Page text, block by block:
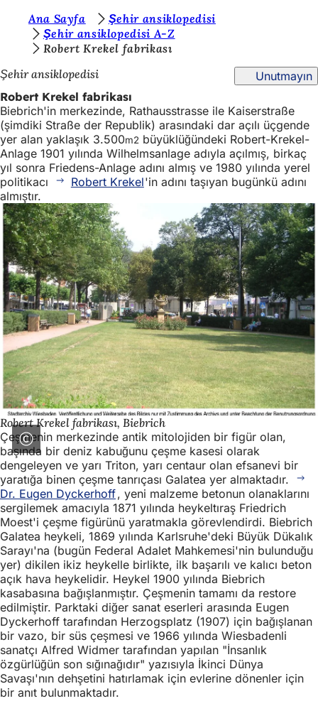
İçeriğe atla
r
a
d
a
s
ı
n
ı
z
:
Ana Sayfa
Şehir ansiklopedisi
Şehir ansiklopedisi A-Z
Robert Krekel fabrikası
Şehir ansiklopedisi
Unutmayın
Robert Krekel fabrikası
Biebrich'in merkezinde, Rathausstrasse ile Kaiserstraße
(şimdiki Straße der Republik) arasındaki dar açılı üçgende
yer alan yaklaşık 3.500m2 büyüklüğündeki Robert-Krekel-
Anlage 1901 yılında Wilhelmsanlage adıyla açılmış, birkaç
yıl sonra Friedens-Anlage adını almış ve 1980 yılında yerel
politikacı
Robert Krekel'in adını taşıyan bugünkü adını
almıştır.
Robert Krekel fabrikası, Biebrich
Çeşmenin merkezinde antik mitolojiden bir figür olan,
başında bir deniz kabuğunu çeşme kasesi olarak
dengeleyen ve yarı Triton, yarı centaur olan efsanevi bir
yaratığa binen çeşme tanrıçası Galatea yer almaktadır.
Dr. Eugen Dyckerhoff, yeni malzeme betonun olanaklarını
sergilemek amacıyla 1871 yılında heykeltıraş Friedrich
Moest'i çeşme figürünü yaratmakla görevlendirdi. Biebrich
Galatea heykeli, 1869 yılında Karlsruhe'deki Büyük Dükalık
Sarayı'na (bugün Federal Adalet Mahkemesi'nin bulunduğu
yer) dikilen ikiz heykelle birlikte, ilk başarılı ve kalıcı beton
açık hava heykelidir. Heykel 1900 yılında Biebrich
kasabasına bağışlanmıştır. Çeşmenin tamamı da restore
edilmiştir. Parktaki diğer sanat eserleri arasında Eugen
Dyckerhoff tarafından Herzogsplatz (1907) için bağışlanan
bir vazo, bir süs çeşmesi ve 1966 yılında Wiesbadenli
sanatçı Alfred Widmer tarafından yapılan "İnsanlık
özgürlüğün son sığınağıdır" yazısıyla İkinci Dünya
Savaşı'nın dehşetini hatırlamak için evlerine dönenler için
bir anıt bulunmaktadır.